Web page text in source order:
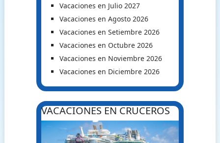
Vacaciones en Julio 2027
Vacaciones en Agosto 2026
Vacaciones en Setiembre 2026
Vacaciones en Octubre 2026
Vacaciones en Noviembre 2026
Vacaciones en Diciembre 2026
VACACIONES EN CRUCEROS